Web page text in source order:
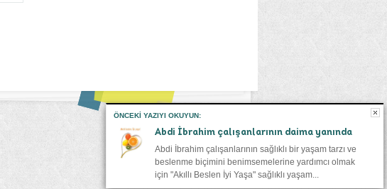
ÖNCEKI YAZIYI OKUYUN:
Abdi İbrahim çalışanlarının daima yanında
Abdi İbrahim çalışanlarının sağlıklı bir yaşam tarzı ve
beslenme biçimini benimsemelerine yardımcı olmak
için "Akıllı Beslen İyi Yaşa" sağlıklı yaşam...